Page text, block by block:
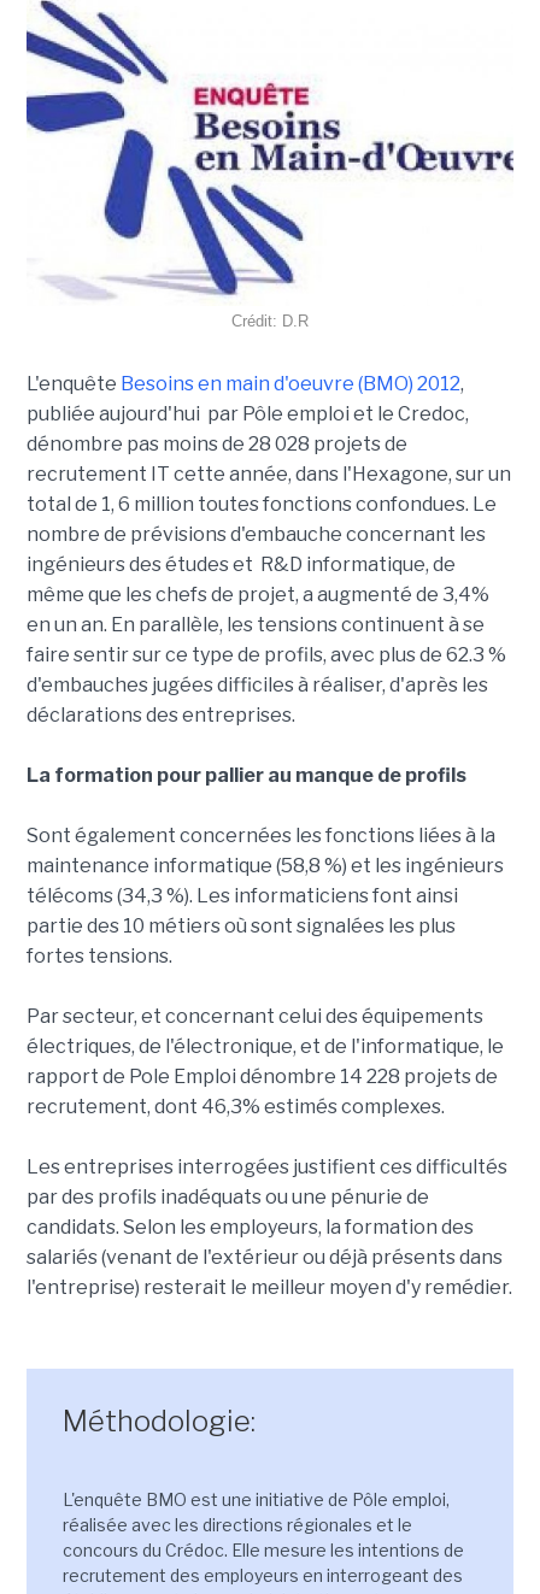
Crédit: D.R
L'enquête Besoins en main d'oeuvre (BMO) 2012,
publiée aujourd'hui par Pôle emploi et le Credoc,
dénombre pas moins de 28 028 projets de
recrutement IT cette année, dans l'Hexagone, sur un
total de 1, 6 million toutes fonctions confondues. Le
nombre de prévisions d'embauche concernant les
ingénieurs des études et R&D informatique, de
même que les chefs de projet, a augmenté de 3,4%
en un an. En parallèle, les tensions continuent à se
faire sentir sur ce type de profils, avec plus de 62.3 %
d'embauches jugées difficiles à réaliser, d'après les
déclarations des entreprises.
La formation pour pallier au manque de profils
Sont également concernées les fonctions liées à la
maintenance informatique (58,8 %) et les ingénieurs
télécoms (34,3 %). Les informaticiens font ainsi
partie des 10 métiers où sont signalées les plus
fortes tensions.
Par secteur, et concernant celui des équipements
électriques, de l'électronique, et de l'informatique, le
rapport de Pole Emploi dénombre 14 228 projets de
recrutement, dont 46,3% estimés complexes.
Les entreprises interrogées justifient ces difficultés
par des profils inadéquats ou une pénurie de
candidats. Selon les employeurs, la formation des
salariés (venant de l'extérieur ou déjà présents dans
l'entreprise) resterait le meilleur moyen d'y remédier.
Méthodologie:
L'enquête BMO est une initiative de Pôle emploi,
réalisée avec les directions régionales et le
concours du Crédoc. Elle mesure les intentions de
recrutement des employeurs en interrogeant des